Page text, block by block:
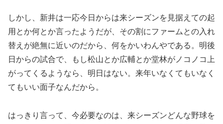
しかし、新井は一応今日からは来シーズンを見据えての起
用とか何とか言ったようだが、その割にファームとの入れ
替えが絶無に近いのだから、何をかいわんやである。明後
日からの試合で、もし松山とか広輔とか堂林がノコノコ上
がってくるようなら、明日はない。来年いなくてもいなく
てもいい面子なんだから。
はっきり言って、今必要なのは、来シーズンどんな野球を